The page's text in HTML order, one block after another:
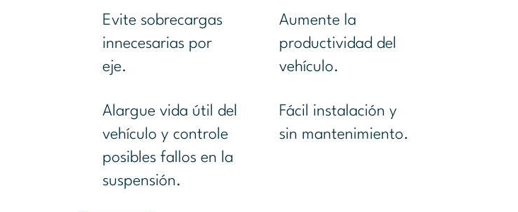
Evite sobrecargas
innecesarias por
eje.
Aumente la
productividad del
vehículo.
Alargue vida útil del
vehículo y controle
posibles fallos en la
suspensión.
Fácil instalación y
sin mantenimiento.